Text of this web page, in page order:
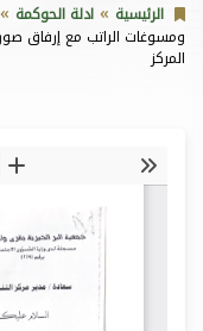
الرئيسية ادلة الحوكمة
ومسوغات الراتب مع إرفاق
المركز